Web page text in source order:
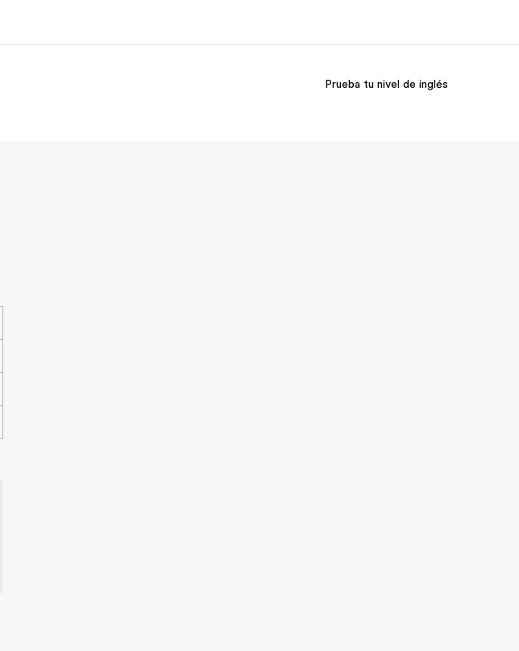
Prueba tu nivel de inglés